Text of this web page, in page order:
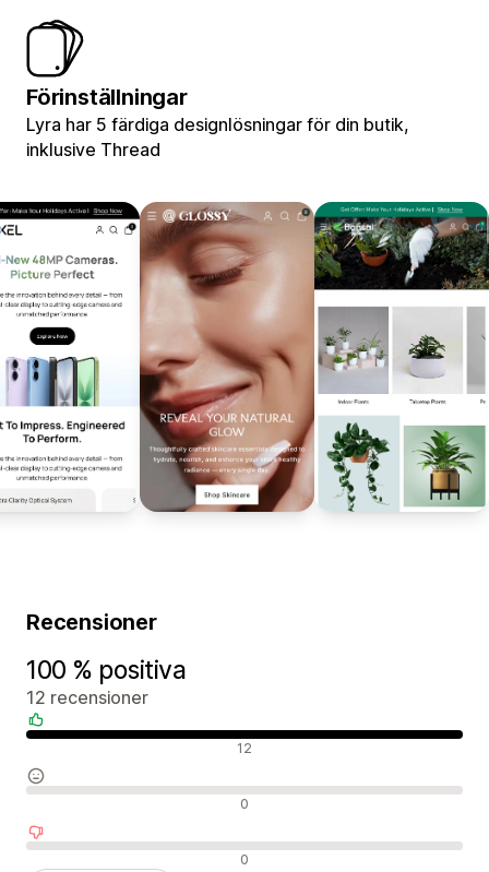
Förinställningar
Lyra har 5 färdiga designlösningar för din butik,
inklusive Thread
Recensioner
100 % positiva
12 recensioner
12
0
0